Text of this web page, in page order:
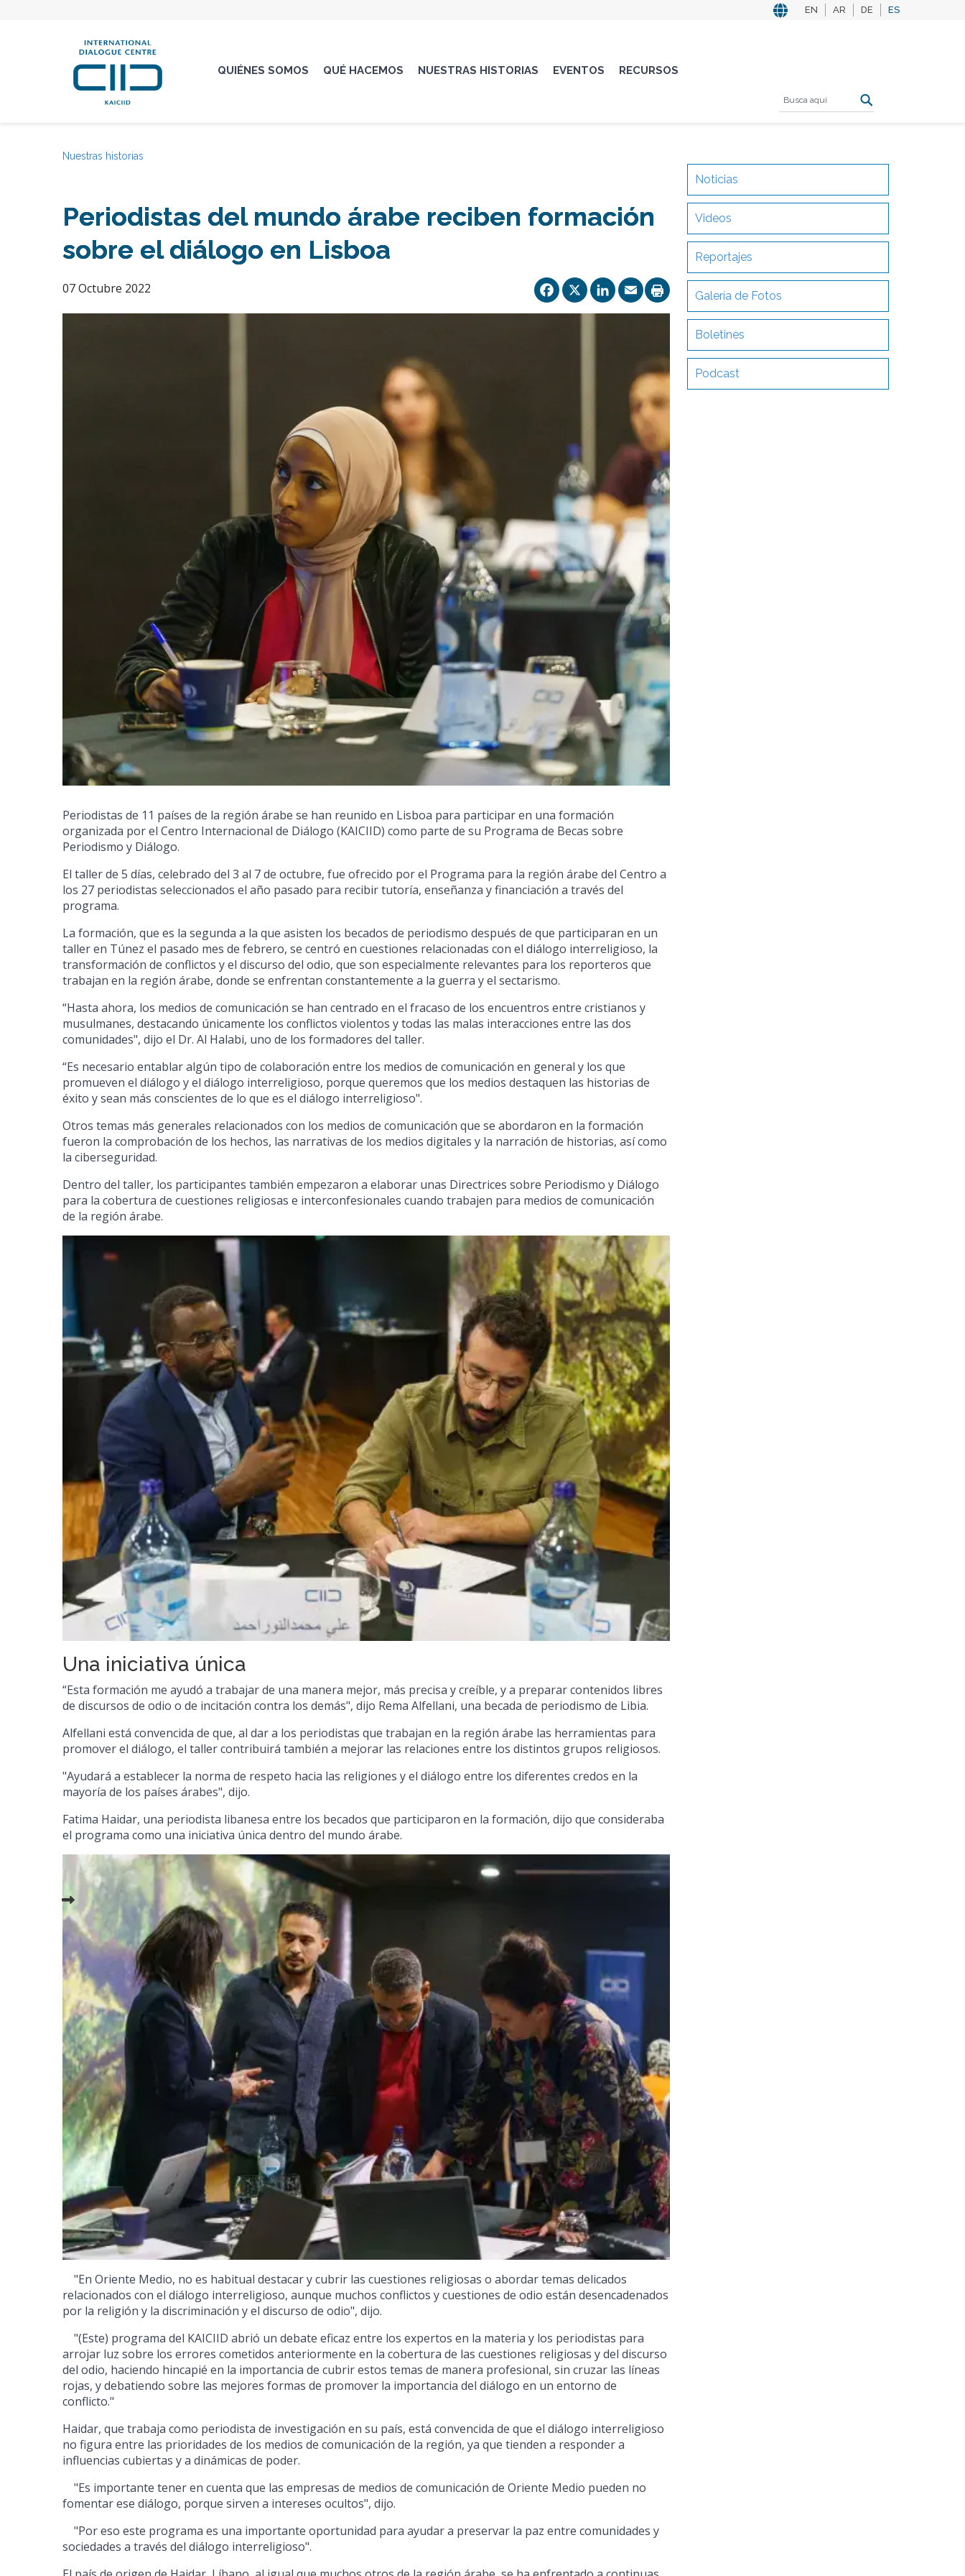
EN AR DE ES
QUIÉNES SOMOS QUÉ HACEMOS NUESTRAS HISTORIAS EVENTOS RECURSOS
Nuestras historias
Periodistas del mundo árabe reciben formación
sobre el diálogo en Lisboa
07 Octubre 2022 Facebook
X LinkedIn
Email
Periodistas de 11 países de la región árabe se han reunido en Lisboa para participar en una formación
organizada por el Centro Internacional de Diálogo (KAICIID) como parte de su Programa de Becas sobre
Periodismo y Diálogo.
El taller de 5 días, celebrado del 3 al 7 de octubre, fue ofrecido por el Programa para la región árabe del Centro a
los 27 periodistas seleccionados el año pasado para recibir tutoría, enseñanza y financiación a través del
programa.
La formación, que es la segunda a la que asisten los becados de periodismo después de que participaran en un
taller en Túnez el pasado mes de febrero, se centró en cuestiones relacionadas con el diálogo interreligioso, la
transformación de conflictos y el discurso del odio, que son especialmente relevantes para los reporteros que
trabajan en la región árabe, donde se enfrentan constantemente a la guerra y el sectarismo.
“Hasta ahora, los medios de comunicación se han centrado en el fracaso de los encuentros entre cristianos y
musulmanes, destacando únicamente los conflictos violentos y todas las malas interacciones entre las dos
comunidades", dijo el Dr. Al Halabi, uno de los formadores del taller.
“Es necesario entablar algún tipo de colaboración entre los medios de comunicación en general y los que
promueven el diálogo y el diálogo interreligioso, porque queremos que los medios destaquen las historias de
éxito y sean más conscientes de lo que es el diálogo interreligioso".
Otros temas más generales relacionados con los medios de comunicación que se abordaron en la formación
fueron la comprobación de los hechos, las narrativas de los medios digitales y la narración de historias, así como
la ciberseguridad.
Dentro del taller, los participantes también empezaron a elaborar unas Directrices sobre Periodismo y Diálogo
para la cobertura de cuestiones religiosas e interconfesionales cuando trabajen para medios de comunicación
de la región árabe.
Una iniciativa única
“Esta formación me ayudó a trabajar de una manera mejor, más precisa y creíble, y a preparar contenidos libres
de discursos de odio o de incitación contra los demás", dijo Rema Alfellani, una becada de periodismo de Libia.
Alfellani está convencida de que, al dar a los periodistas que trabajan en la región árabe las herramientas para
promover el diálogo, el taller contribuirá también a mejorar las relaciones entre los distintos grupos religiosos.
"Ayudará a establecer la norma de respeto hacia las religiones y el diálogo entre los diferentes credos en la
mayoría de los países árabes", dijo.
Fatima Haidar, una periodista libanesa entre los becados que participaron en la formación, dijo que consideraba
el programa como una iniciativa única dentro del mundo árabe.
"En Oriente Medio, no es habitual destacar y cubrir las cuestiones religiosas o abordar temas delicados
relacionados con el diálogo interreligioso, aunque muchos conflictos y cuestiones de odio están desencadenados
por la religión y la discriminación y el discurso de odio", dijo.
"(Este) programa del KAICIID abrió un debate eficaz entre los expertos en la materia y los periodistas para
arrojar luz sobre los errores cometidos anteriormente en la cobertura de las cuestiones religiosas y del discurso
del odio, haciendo hincapié en la importancia de cubrir estos temas de manera profesional, sin cruzar las líneas
rojas, y debatiendo sobre las mejores formas de promover la importancia del diálogo en un entorno de
conflicto."
Haidar, que trabaja como periodista de investigación en su país, está convencida de que el diálogo interreligioso
no figura entre las prioridades de los medios de comunicación de la región, ya que tienden a responder a
influencias cubiertas y a dinámicas de poder.
"Es importante tener en cuenta que las empresas de medios de comunicación de Oriente Medio pueden no
fomentar ese diálogo, porque sirven a intereses ocultos", dijo.
"Por eso este programa es una importante oportunidad para ayudar a preservar la paz entre comunidades y
sociedades a través del diálogo interreligioso".
Noticias
Videos
Reportajes
Galería de Fotos
Boletines
Podcast